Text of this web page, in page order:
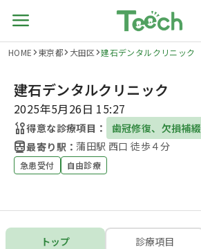
HOME 東京都 大田区 建石デンタルクリニック
建石デンタルクリニック
2025年5月26日 15:27
得意な診療項目： 歯冠修復、欠損補綴
最寄り駅：蒲田駅 西口 徒歩４分
急患受付 自由診療
トップ 診療項目